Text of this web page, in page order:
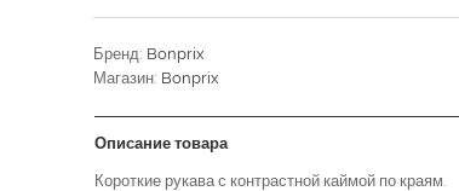
Бренд: Bonprix
Магазин: Bonprix
Описание товара
Короткие рукава с контрастной каймой по краям.